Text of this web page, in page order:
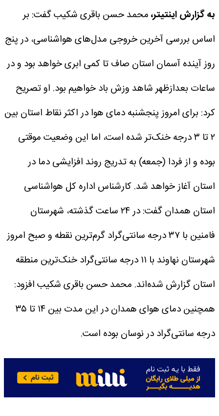
به گزارش اینتیتر،محمد حسن باقری شکیب گفت: بر
اساس بررسی آخرین خروجی مدل‌های هواشناسی، در پنج
روز آینده آسمان استان صاف تا کمی ابری خواهد بود و در
ساعات بعدازظهر شاهد وزش باد خواهیم بود. او تصریح
کرد: برای امروز پنجشنبه دمای هوا در اکثر نقاط استان بین
۲ تا ۳ درجه خنک‌تر شده است، اما این وضعیت موقتی
بوده و از فردا (جمعه) به تدریج روند افزایشی دما در
استان آغاز خواهد شد.کارشناس اداره کل هواشناسی
استان همدان گفت: در ۲۴ ساعت گذشته، شهرستان
فامنین با ۳۷ درجه سانتی‌گراد گرم‌ترین نقطه و صبح امروز
شهرستان نهاوند با ۱۱ درجه سانتی‌گراد خنک‌ترین منطقه
استان گزارش شده‌اند. محمد حسن باقری شکیب افزود:
همچنین دمای هوای همدان در این مدت بین ۱۴ تا ۳۵
درجه سانتی‌گراد در نوسان بوده است.